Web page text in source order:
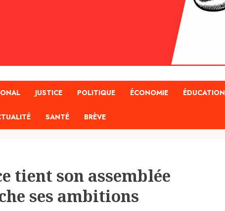
JUSTICE POLITIQUE ÉCONOMIE ÉDUCATION
SANTÉ BRÈVE
tient son assemblée
ses ambitions